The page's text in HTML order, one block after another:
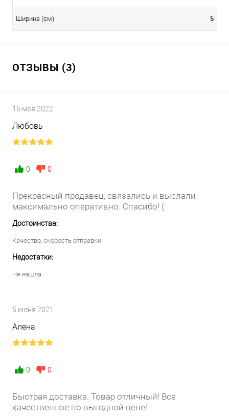
Ширина (см) 5
ОТЗЫВЫ (3)
15 мая 2022
Любовь
0 0
Прекрасный продавец, связались и выслали
максимально оперативно. Спасибо! (:
Достоинства:
Качество, скорость отправки
Недостатки:
Не нашла
5 июня 2021
Алена
0 0
Быстрая доставка. Товар отличный! Все
качественное по выгодной цене!